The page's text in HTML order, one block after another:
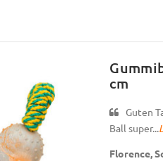
cm
Guten
Ball super...
Florence,